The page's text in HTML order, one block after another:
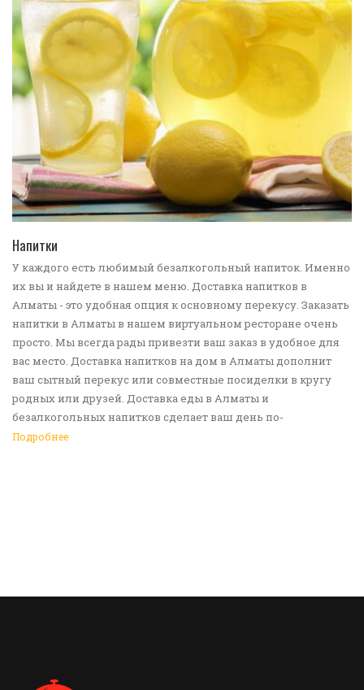
Напитки
У каждого есть любимый безалкогольный напиток. Именно
их вы и найдете в нашем меню. Доставка напитков в
Алматы - это удобная опция к основному перекусу. Заказать
напитки в Алматы в нашем виртуальном ресторане очень
просто. Мы всегда рады привезти ваш заказ в удобное для
вас место. Доставка напитков на дом в Алматы дополнит
ваш сытный перекус или совместные посиделки в кругу
родных или друзей. Доставка еды в Алматы и
безалкогольных напитков сделает ваш день по-
настоящему ярким и беззаботным. Обращайтесь к нам за
Подробнее